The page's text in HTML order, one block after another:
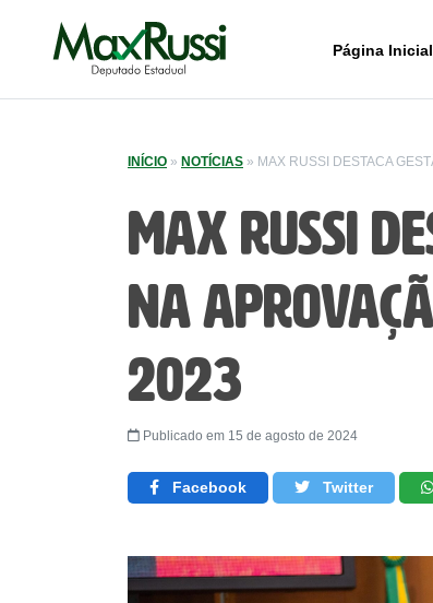
Página Inicial
INÍCIO » NOTÍCIAS » MAX RUSSI DESTACA
Max Russi
na
2023
Publicado em 15 de agosto de 2024
Facebook Twitter